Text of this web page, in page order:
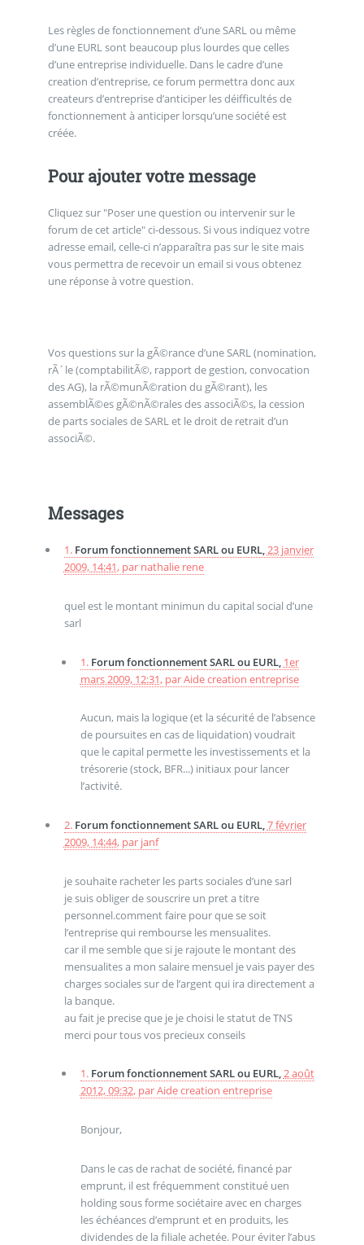
Les règles de fonctionnement d’une SARL ou même
d’une EURL sont beaucoup plus lourdes que celles
d’une entreprise individuelle. Dans le cadre d’une
creation d’entreprise, ce forum permettra donc aux
createurs d’entreprise d’anticiper les déifficultés de
fonctionnement à anticiper lorsqu’une société est
créée.
Pour ajouter votre message
Cliquez sur "Poser une question ou intervenir sur le
forum de cet article" ci-dessous. Si vous indiquez votre
adresse email, celle-ci n’apparaîtra pas sur le site mais
vous permettra de recevoir un email si vous obtenez
une réponse à votre question.
Vos questions sur la gÃ©rance d’une SARL (nomination,
rÃ´le (comptabilitÃ©, rapport de gestion, convocation
des AG), la rÃ©munÃ©ration du gÃ©rant), les
assemblÃ©es gÃ©nÃ©rales des associÃ©s, la cession
de parts sociales de SARL et le droit de retrait d’un
associÃ©.
Messages
1. Forum fonctionnement SARL ou EURL,23 janvier
2009, 14:41, par nathalie rene
quel est le montant minimun du capital social d’une
sarl
1. Forum fonctionnement SARL ou EURL, 1er
mars 2009, 12:31, parAide creation entreprise
Aucun, mais la logique (et la sécurité de l’absence
de poursuites en cas de liquidation) voudrait
que le capital permette les investissements et la
trésorerie (stock, BFR...) initiaux pour lancer
l’activité.
2. Forum fonctionnement SARL ou EURL,7 février
2009, 14:44, par janf
je souhaite racheter les parts sociales d’une sarl
je suis obliger de souscrire un pret a titre
personnel.comment faire pour que se soit
l’entreprise qui rembourse les mensualites.
car il me semble que si je rajoute le montant des
mensualites a mon salaire mensuel je vais payer des
charges sociales sur de l’argent qui ira directement a
la banque.
au fait je precise que je je choisi le statut de TNS
merci pour tous vos precieux conseils
1. Forum fonctionnement SARL ou EURL,2 août
2012, 09:32, parAide creation entreprise
Bonjour,
Dans le cas de rachat de société, financé par
emprunt, il est fréquemment constitué uen
holding sous forme sociétaire avec en charges
les échéances d’emprunt et en produits, les
dividendes de la filiale achetée. Pour éviter l’abus